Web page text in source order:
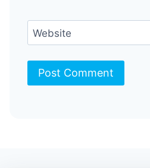
Website